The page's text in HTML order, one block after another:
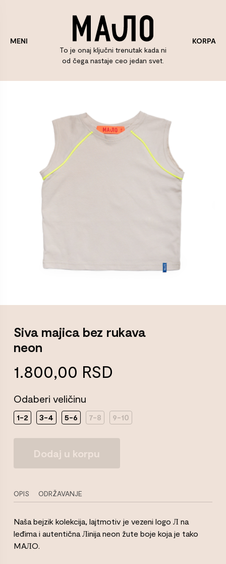
MENI
To je onaj ključni trenutak kada ni
od čega nastaje ceo jedan svet.
KORPA
Siva majica bez rukava
neon
1.800,00 RSD
Odaberi veličinu
1-2 3-4 5-6 7-8 9-10
majica
bez
neon
Količina
Dodaj u korpu
OPIS ODRŽAVANJE
Naša bejzik kolekcija, lajtmotiv je vezeni logo Л na
leđima i autentična Лinija neon žute boje koja je tako
MAЛO.